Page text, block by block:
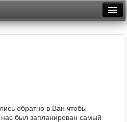
Архивобратно в Ван чтобы
был запланирован самый